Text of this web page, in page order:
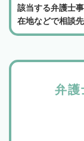
該当する弁護士
在地などで相談
弁護